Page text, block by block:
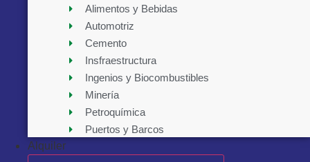
Alimentos y Bebidas
Automotriz
Cemento
Insfraestructura
Ingenios y Biocombustibles
Minería
Petroquímica
Puertos y Barcos
Alquiler